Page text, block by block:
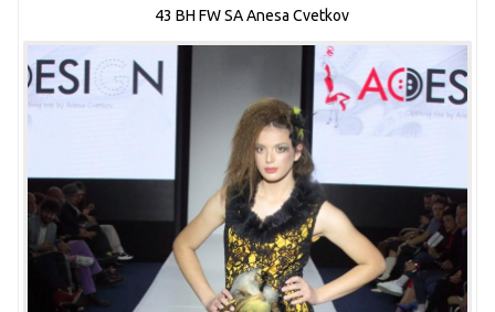
43 BH FW SA Anesa Cvetkov